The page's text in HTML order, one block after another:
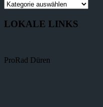
LOKALE LINKS
ProRad Düren